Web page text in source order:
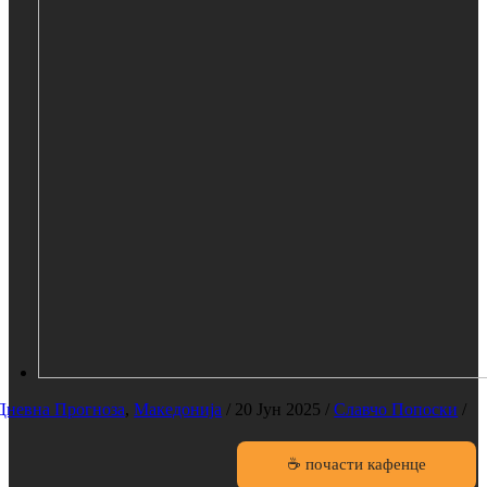
Прогноза,Македонија / 20 Јун 2025 /Славчо Попоски /
☕ почасти кафенце